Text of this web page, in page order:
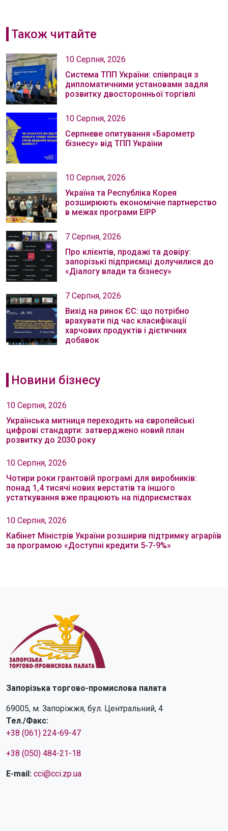
Також читайте
10 Серпня, 2026
Система ТПП України: співпраця з
дипломатичними установами задля
розвитку двосторонньої торгівлі
10 Серпня, 2026
Серпневе опитування «Барометр
бізнесу» від ТПП України
10 Серпня, 2026
Україна та Республіка Корея
розширюють економічне партнерство
в межах програми EIPP
7 Серпня, 2026
Про клієнтів, продажі та довіру:
запорізькі підприємці долучилися до
«Діалогу влади та бізнесу»
7 Серпня, 2026
Вихід на ринок ЄС: що потрібно
врахувати під час класифікації
харчових продуктів і дієтичних
добавок
Новини бізнесу
10 Серпня, 2026
Українська митниця переходить на європейські
цифрові стандарти: затверджено новий план
розвитку до 2030 року
10 Серпня, 2026
Чотири роки грантовій програмі для виробників:
понад 1,4 тисячі нових верстатів та іншого
устаткування вже працюють на підприємствах
10 Серпня, 2026
Кабінет Міністрів України розширив підтримку аграріїв
за програмою «Доступні кредити 5-7-9%»
Запорізька торгово-промислова палата
69005, м. Запоріжжя, бул. Центральний, 4
Тел./Факс:
+38 (061) 224-69-47
+38 (050) 484-21-18
E-mail: cci@cci.zp.ua